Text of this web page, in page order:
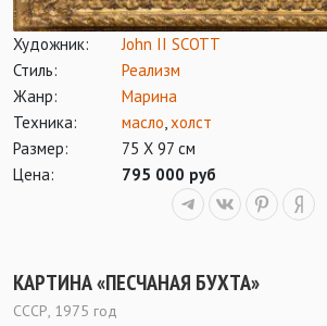
Художник:
John II SCOTT
Стиль:
Реализм
Жанр:
Марина
Техника:
масло,холст
Размер:
75 Х 97 см
Цена:
795 000 руб
КАРТИНА «ПЕСЧАНАЯ БУХТА»
СССР, 1975 год